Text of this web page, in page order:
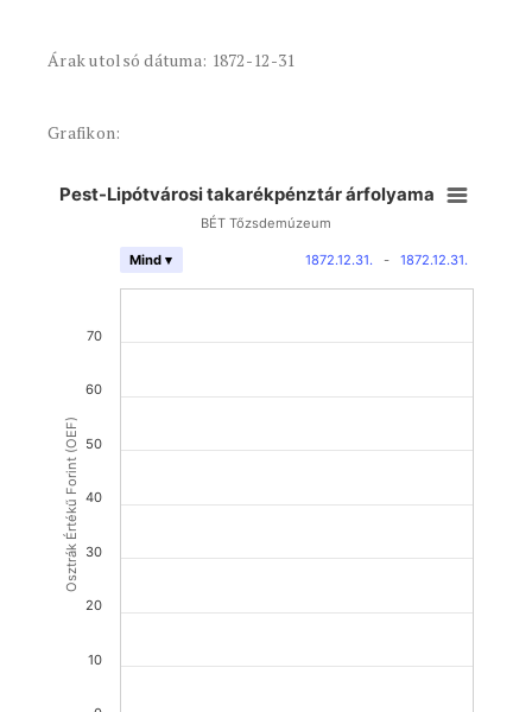
Árak utolsó dátuma: 1872-12-31
Grafikon:
Osztrák Értékű Forint (OEF)
Pest-Lipótvárosi takarékpénztár árfolyama
BÉT Tőzsdemúzeum
1872.12.31. - 1872.12.31.
Mind ▾
10
20
30
40
50
60
70